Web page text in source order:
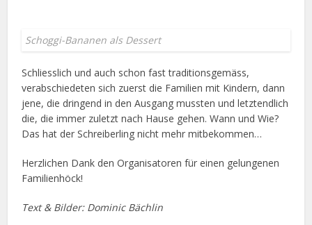
Schoggi-Bananen als Dessert
Schliesslich und auch schon fast traditionsgemäss,
verabschiedeten sich zuerst die Familien mit Kindern, dann
jene, die dringend in den Ausgang mussten und letztendlich
die, die immer zuletzt nach Hause gehen. Wann und Wie?
Das hat der Schreiberling nicht mehr mitbekommen…
Herzlichen Dank den Organisatoren für einen gelungenen
Familienhöck!
Text & Bilder: Dominic Bächlin